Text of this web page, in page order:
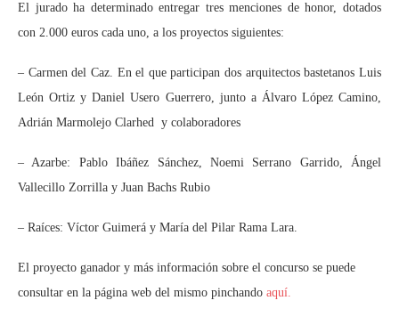
El jurado ha determinado entregar tres menciones de honor, dotados
con 2.000 euros cada uno, a los proyectos siguientes:
– Carmen del Caz. En el que participan dos arquitectos bastetanos Luis
León Ortiz y Daniel Usero Guerrero, junto a Álvaro López Camino,
Adrián Marmolejo Clarhed y colaboradores
– Azarbe: Pablo Ibáñez Sánchez, Noemi Serrano Garrido, Ángel
Vallecillo Zorrilla y Juan Bachs Rubio
– Raíces: Víctor Guimerá y María del Pilar Rama Lara.
El proyecto ganador y más información sobre el concurso se puede
consultar en la página web del mismo pinchando aquí.